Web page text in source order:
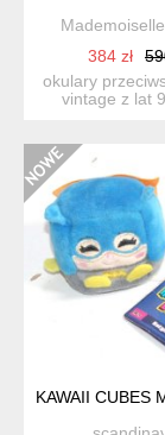
384 zł
okulary
vintage z lat
KAWAII CUBES